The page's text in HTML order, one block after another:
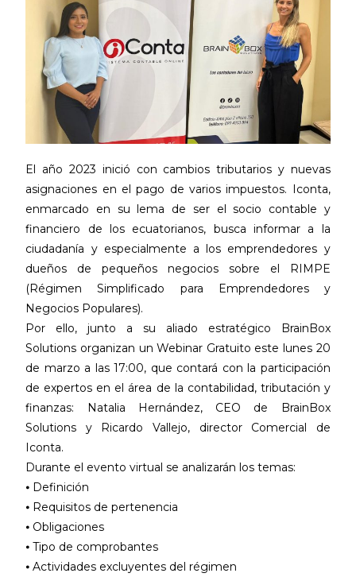
El año 2023 inició con cambios tributarios y nuevas
asignaciones en el pago de varios impuestos. Iconta,
enmarcado en su lema de ser el socio contable y
financiero de los ecuatorianos, busca informar a la
ciudadanía y especialmente a los emprendedores y
dueños de pequeños negocios sobre el RIMPE
(Régimen Simplificado para Emprendedores y
Negocios Populares).
Por ello, junto a su aliado estratégico BrainBox
Solutions organizan un Webinar Gratuito este lunes 20
de marzo a las 17:00, que contará con la participación
de expertos en el área de la contabilidad, tributación y
finanzas: Natalia Hernández, CEO de BrainBox
Solutions y Ricardo Vallejo, director Comercial de
Iconta.
Durante el evento virtual se analizarán los temas:
⦁ Definición
⦁ Requisitos de pertenencia
⦁ Obligaciones
⦁ Tipo de comprobantes
⦁ Actividades excluyentes del régimen